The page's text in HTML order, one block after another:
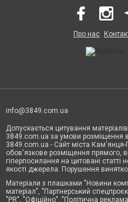
Про нас
info@3849.com.ua
Допускається цитування
3849.com.ua за умови розміщення
3849.com.ua - Сайт міста Кам'янця-
обов'язкове розміщення прямого,
гіперпосилання на цитовані статті
якості джерела. Порушення
Матеріали з плашками "Новини
матеріал", "Партнерський
"PR", "Офіційно", "Політична